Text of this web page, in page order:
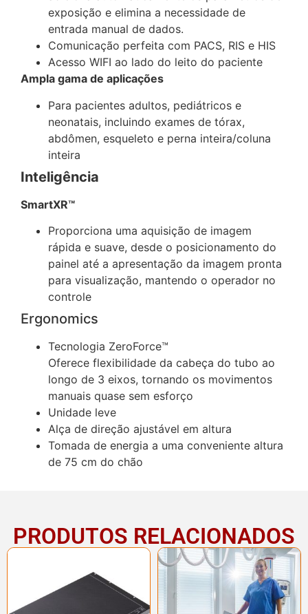
exposição e elimina a necessidade de
entrada manual de dados.
Comunicação perfeita com PACS, RIS e HIS
Acesso WIFI ao lado do leito do paciente
Ampla gama de aplicações
Para pacientes adultos, pediátricos e
neonatais, incluindo exames de tórax,
abdômen, esqueleto e perna inteira/coluna
inteira
Inteligência
SmartXR™
Proporciona uma aquisição de imagem
rápida e suave, desde o posicionamento do
painel até a apresentação da imagem pronta
para visualização, mantendo o operador no
controle
Ergonomics
Tecnologia ZeroForce™
Oferece flexibilidade da cabeça do tubo ao
longo de 3 eixos, tornando os movimentos
manuais quase sem esforço
Unidade leve
Alça de direção ajustável em altura
Tomada de energia a uma conveniente altura
de 75 cm do chão
PRODUTOS RELACIONADOS